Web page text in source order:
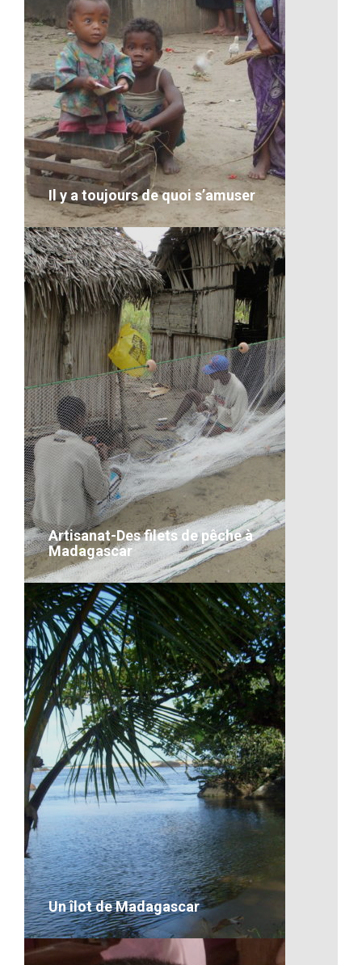
Le marché malgache
VOIR LE DÉTAIL
Il y a toujours de quoi s’amuser
Il y a toujours de quoi s’amuser
VOIR LE DÉTAIL
Artisanat-Des filets de pêche à
Madagascar
Artisanat-Des filets de pêche à
Madagascar
VOIR LE DÉTAIL
Un îlot de Madagascar